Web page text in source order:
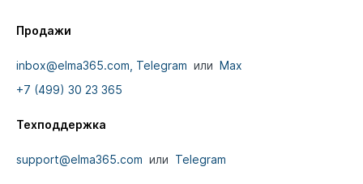
Продажи
inbox@elma365.com, Telegram или Max
+7 (499) 30 23 365
Техподдержка
support@elma365.com или Telegram